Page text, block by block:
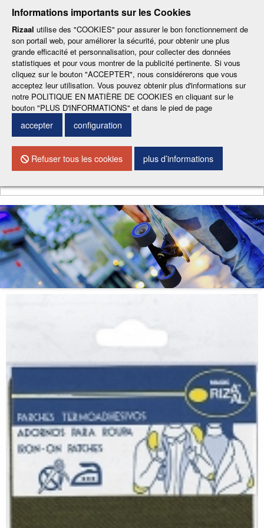
Informations importants sur les Cookies
Rizaal utilise des "COOKIES" pour assurer le bon fonctionnement de
son portail web, pour améliorer la sécurité, pour obtenir une plus
grande efficacité et personnalisation, pour collecter des données
statistiques et pour vous montrer de la publicité pertinente. Si vous
cliquez sur le bouton "ACCEPTER", nous considérerons que vous
acceptez leur utilisation. Vous pouvez obtenir plus d'informations sur
notre POLITIQUE EN MATIÈRE DE COOKIES en cliquant sur le
bouton "PLUS D'INFORMATIONS" et dans le pied de page
accepter configuration
Refuser tous les cookies plus d’informations
- ESP- ENG-CAT -FRA-DEU
CONTACTEZ NOUS
Menu
Chercher